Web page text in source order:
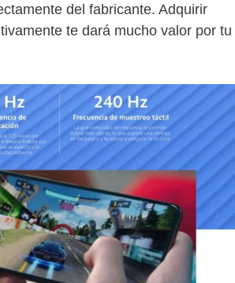
del fabricante. Adquirir
te dará mucho valor por tu